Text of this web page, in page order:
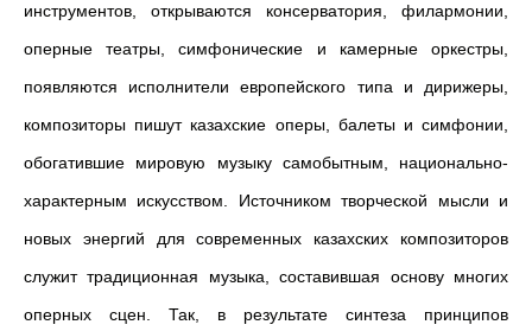
инструментов, открываются консерватория, филармонии,
оперные театры, симфонические и камерные оркестры,
появляются исполнители европейского типа и дирижеры,
композиторы пишут казахские оперы, балеты и симфонии,
обогатившие мировую музыку самобытным, национально-
характерным искусством. Источником творческой мысли и
новых энергий для современных казахских композиторов
служит традиционная музыка, составившая основу многих
оперных сцен. Так, в результате синтеза принципов